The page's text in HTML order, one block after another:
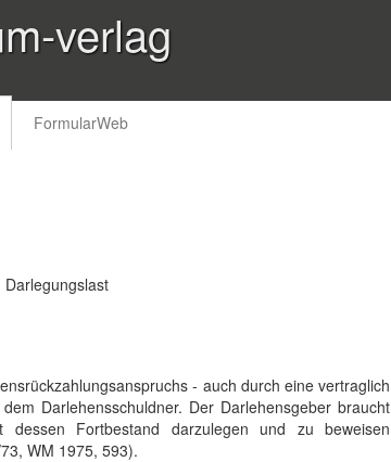
verlag
FormularWeb
- auch durch eine vertraglich
Darlehensschuldner. Der Darlehensgeber braucht
dessen Fortbestand darzulegen und zu beweisen
WM 1975, 593).